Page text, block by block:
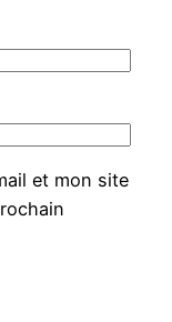
et mon site